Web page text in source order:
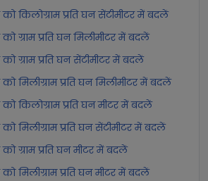
को किलोग्राम प्रति घन सेंटीमीटर में बदलें
को ग्राम प्रति घन मिलीमीटर में बदलें
को ग्राम प्रति घन सेंटीमीटर में बदलें
को मिलीग्राम प्रति घन मिलीमीटर में बदलें
को किलोग्राम प्रति घन मीटर में बदलें
को मिलीग्राम प्रति घन सेंटीमीटर में बदलें
को ग्राम प्रति घन मीटर में बदलें
को मिलीग्राम प्रति घन मीटर में बदलें